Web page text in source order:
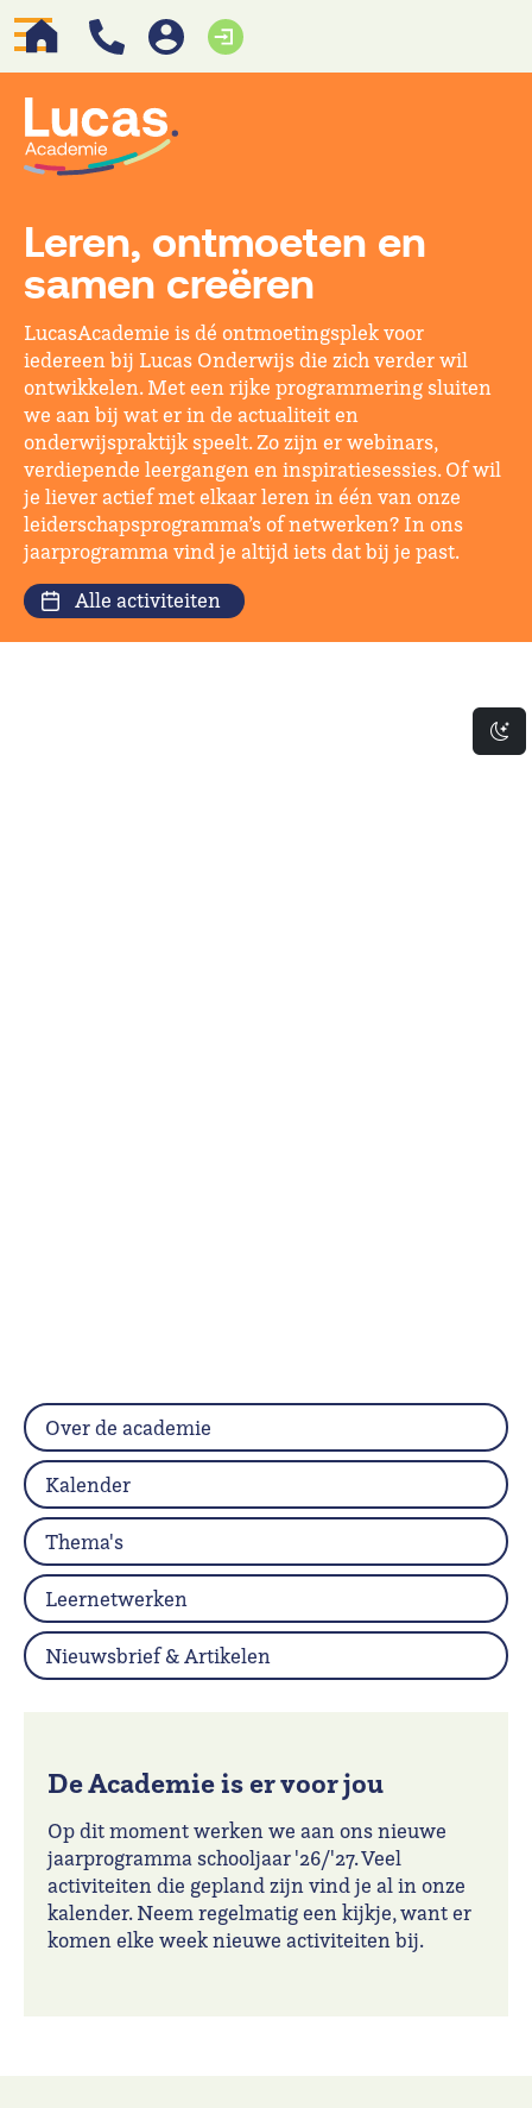
Leren, ontmoeten en
samen creëren
LucasAcademie is dé ontmoetingsplek voor
iedereen bij Lucas Onderwijs die zich verder wil
ontwikkelen. Met een rijke programmering sluiten
we aan bij wat er in de actualiteit en
onderwijspraktijk speelt. Zo zijn er webinars,
verdiepende leergangen en inspiratiesessies. Of wil
je liever actief met elkaar leren in één van onze
leiderschapsprogramma’s of netwerken? In ons
jaarprogramma vind je altijd iets dat bij je past.
Alle activiteiten
De Academie is er voor jou
Op dit moment werken we aan ons nieuwe
jaarprogramma schooljaar '26/'27. Veel
activiteiten die gepland zijn vind je al in onze
kalender. Neem regelmatig een kijkje, want er
komen elke week nieuwe activiteiten bij.
Over de academie
Kalender
Thema's
Leernetwerken
Nieuwsbrief & Artikelen